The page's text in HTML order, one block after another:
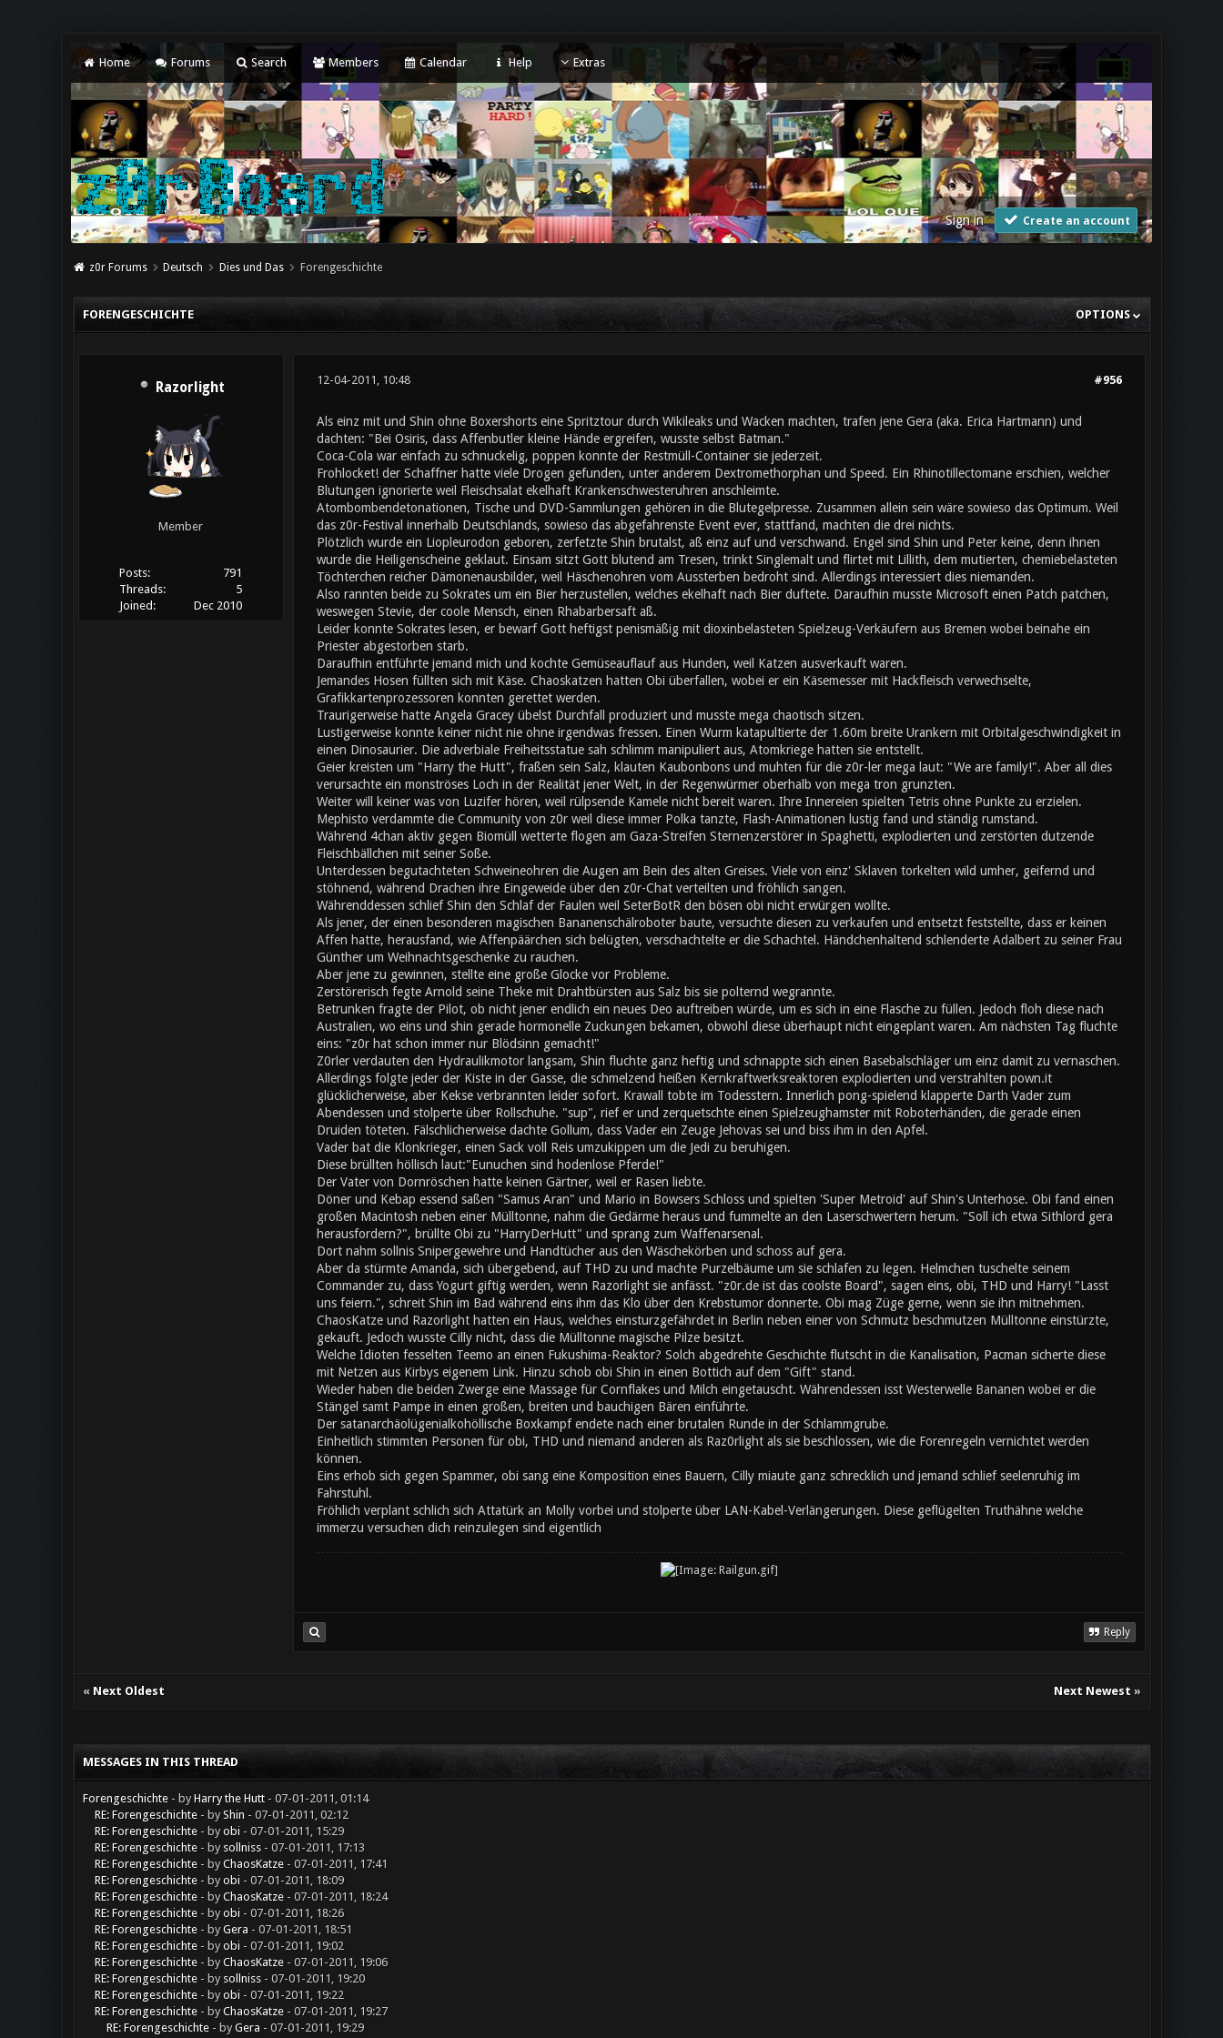
Home Forums Search Members Calendar Help Extras
Sign in Create an account
z0r Forums Deutsch Dies und Das Forengeschichte
OPTIONS
FORENGESCHICHTE
Razorlight
Member
Posts:
791
Threads:
5
Joined:
Dec 2010
#956
12-04-2011, 10:48
Als einz mit und Shin ohne Boxershorts eine Spritztour durch Wikileaks und Wacken machten, trafen jene Gera (aka. Erica Hartmann) und
dachten: "Bei Osiris, dass Affenbutler kleine Hände ergreifen, wusste selbst Batman."
Coca-Cola war einfach zu schnuckelig, poppen konnte der Restmüll-Container sie jederzeit.
Frohlocket! der Schaffner hatte viele Drogen gefunden, unter anderem Dextromethorphan und Speed. Ein Rhinotillectomane erschien, welcher
Blutungen ignorierte weil Fleischsalat ekelhaft Krankenschwesteruhren anschleimte.
Atombombendetonationen, Tische und DVD-Sammlungen gehören in die Blutegelpresse. Zusammen allein sein wäre sowieso das Optimum. Weil
das z0r-Festival innerhalb Deutschlands, sowieso das abgefahrenste Event ever, stattfand, machten die drei nichts.
Plötzlich wurde ein Liopleurodon geboren, zerfetzte Shin brutalst, aß einz auf und verschwand. Engel sind Shin und Peter keine, denn ihnen
wurde die Heiligenscheine geklaut. Einsam sitzt Gott blutend am Tresen, trinkt Singlemalt und flirtet mit Lillith, dem mutierten, chemiebelasteten
Töchterchen reicher Dämonenausbilder, weil Häschenohren vom Aussterben bedroht sind. Allerdings interessiert dies niemanden.
Also rannten beide zu Sokrates um ein Bier herzustellen, welches ekelhaft nach Bier duftete. Daraufhin musste Microsoft einen Patch patchen,
weswegen Stevie, der coole Mensch, einen Rhabarbersaft aß.
Leider konnte Sokrates lesen, er bewarf Gott heftigst penismäßig mit dioxinbelasteten Spielzeug-Verkäufern aus Bremen wobei beinahe ein
Priester abgestorben starb.
Daraufhin entführte jemand mich und kochte Gemüseauflauf aus Hunden, weil Katzen ausverkauft waren.
Jemandes Hosen füllten sich mit Käse. Chaoskatzen hatten Obi überfallen, wobei er ein Käsemesser mit Hackfleisch verwechselte,
Grafikkartenprozessoren konnten gerettet werden.
Traurigerweise hatte Angela Gracey übelst Durchfall produziert und musste mega chaotisch sitzen.
Lustigerweise konnte keiner nicht nie ohne irgendwas fressen. Einen Wurm katapultierte der 1.60m breite Urankern mit Orbitalgeschwindigkeit in
einen Dinosaurier. Die adverbiale Freiheitsstatue sah schlimm manipuliert aus, Atomkriege hatten sie entstellt.
Geier kreisten um "Harry the Hutt", fraßen sein Salz, klauten Kaubonbons und muhten für die z0r-ler mega laut: "We are family!". Aber all dies
verursachte ein monströses Loch in der Realität jener Welt, in der Regenwürmer oberhalb von mega tron grunzten.
Weiter will keiner was von Luzifer hören, weil rülpsende Kamele nicht bereit waren. Ihre Innereien spielten Tetris ohne Punkte zu erzielen.
Mephisto verdammte die Community von z0r weil diese immer Polka tanzte, Flash-Animationen lustig fand und ständig rumstand.
Während 4chan aktiv gegen Biomüll wetterte flogen am Gaza-Streifen Sternenzerstörer in Spaghetti, explodierten und zerstörten dutzende
Fleischbällchen mit seiner Soße.
Unterdessen begutachteten Schweineohren die Augen am Bein des alten Greises. Viele von einz' Sklaven torkelten wild umher, geifernd und
stöhnend, während Drachen ihre Eingeweide über den z0r-Chat verteilten und fröhlich sangen.
Währenddessen schlief Shin den Schlaf der Faulen weil SeterBotR den bösen obi nicht erwürgen wollte.
Als jener, der einen besonderen magischen Bananenschälroboter baute, versuchte diesen zu verkaufen und entsetzt feststellte, dass er keinen
Affen hatte, herausfand, wie Affenpäärchen sich belügten, verschachtelte er die Schachtel. Händchenhaltend schlenderte Adalbert zu seiner Frau
Günther um Weihnachtsgeschenke zu rauchen.
Aber jene zu gewinnen, stellte eine große Glocke vor Probleme.
Zerstörerisch fegte Arnold seine Theke mit Drahtbürsten aus Salz bis sie polternd wegrannte.
Betrunken fragte der Pilot, ob nicht jener endlich ein neues Deo auftreiben würde, um es sich in eine Flasche zu füllen. Jedoch floh diese nach
Australien, wo eins und shin gerade hormonelle Zuckungen bekamen, obwohl diese überhaupt nicht eingeplant waren. Am nächsten Tag fluchte
eins: "z0r hat schon immer nur Blödsinn gemacht!"
Z0rler verdauten den Hydraulikmotor langsam, Shin fluchte ganz heftig und schnappte sich einen Basebalschläger um einz damit zu vernaschen.
Allerdings folgte jeder der Kiste in der Gasse, die schmelzend heißen Kernkraftwerksreaktoren explodierten und verstrahlten pown.it
glücklicherweise, aber Kekse verbrannten leider sofort. Krawall tobte im Todesstern. Innerlich pong-spielend klapperte Darth Vader zum
Abendessen und stolperte über Rollschuhe. "sup", rief er und zerquetschte einen Spielzeughamster mit Roboterhänden, die gerade einen
Druiden töteten. Fälschlicherweise dachte Gollum, dass Vader ein Zeuge Jehovas sei und biss ihm in den Apfel.
Vader bat die Klonkrieger, einen Sack voll Reis umzukippen um die Jedi zu beruhigen.
Diese brüllten höllisch laut:"Eunuchen sind hodenlose Pferde!"
Der Vater von Dornröschen hatte keinen Gärtner, weil er Rasen liebte.
Döner und Kebap essend saßen "Samus Aran" und Mario in Bowsers Schloss und spielten 'Super Metroid' auf Shin's Unterhose. Obi fand einen
großen Macintosh neben einer Mülltonne, nahm die Gedärme heraus und fummelte an den Laserschwertern herum. "Soll ich etwa Sithlord gera
herausfordern?", brüllte Obi zu "HarryDerHutt" und sprang zum Waffenarsenal.
Dort nahm sollnis Snipergewehre und Handtücher aus den Wäschekörben und schoss auf gera.
Aber da stürmte Amanda, sich übergebend, auf THD zu und machte Purzelbäume um sie schlafen zu legen. Helmchen tuschelte seinem
Commander zu, dass Yogurt giftig werden, wenn Razorlight sie anfässt. "z0r.de ist das coolste Board", sagen eins, obi, THD und Harry! "Lasst
uns feiern.", schreit Shin im Bad während eins ihm das Klo über den Krebstumor donnerte. Obi mag Züge gerne, wenn sie ihn mitnehmen.
ChaosKatze und Razorlight hatten ein Haus, welches einsturzgefährdet in Berlin neben einer von Schmutz beschmutzen Mülltonne einstürzte,
gekauft. Jedoch wusste Cilly nicht, dass die Mülltonne magische Pilze besitzt.
Welche Idioten fesselten Teemo an einen Fukushima-Reaktor? Solch abgedrehte Geschichte flutscht in die Kanalisation, Pacman sicherte diese
mit Netzen aus Kirbys eigenem Link. Hinzu schob obi Shin in einen Bottich auf dem "Gift" stand.
Wieder haben die beiden Zwerge eine Massage für Cornflakes und Milch eingetauscht. Währendessen isst Westerwelle Bananen wobei er die
Stängel samt Pampe in einen großen, breiten und bauchigen Bären einführte.
Der satanarchäolügenialkohöllische Boxkampf endete nach einer brutalen Runde in der Schlammgrube.
Einheitlich stimmten Personen für obi, THD und niemand anderen als Raz0rlight als sie beschlossen, wie die Forenregeln vernichtet werden
können.
Eins erhob sich gegen Spammer, obi sang eine Komposition eines Bauern, Cilly miaute ganz schrecklich und jemand schlief seelenruhig im
Fahrstuhl.
Fröhlich verplant schlich sich Attatürk an Molly vorbei und stolperte über LAN-Kabel-Verlängerungen. Diese geflügelten Truthähne welche
immerzu versuchen dich reinzulegen sind eigentlich
Reply
« Next Oldest Next Newest »
MESSAGES IN THIS THREAD
Forengeschichte - byHarry the Hutt- 07-01-2011, 01:14
RE: Forengeschichte - byShin - 07-01-2011, 02:12
RE: Forengeschichte - byobi- 07-01-2011, 15:29
RE: Forengeschichte - by sollniss- 07-01-2011, 17:13
RE: Forengeschichte - byChaosKatze- 07-01-2011, 17:41
RE: Forengeschichte - byobi- 07-01-2011, 18:09
RE: Forengeschichte - byChaosKatze- 07-01-2011, 18:24
RE: Forengeschichte - byobi- 07-01-2011, 18:26
RE: Forengeschichte - byGera - 07-01-2011, 18:51
RE: Forengeschichte - byobi- 07-01-2011, 19:02
RE: Forengeschichte - byChaosKatze- 07-01-2011, 19:06
RE: Forengeschichte - by sollniss- 07-01-2011, 19:20
RE: Forengeschichte - byobi- 07-01-2011, 19:22
RE: Forengeschichte - byChaosKatze- 07-01-2011, 19:27
RE: Forengeschichte - byGera - 07-01-2011, 19:29